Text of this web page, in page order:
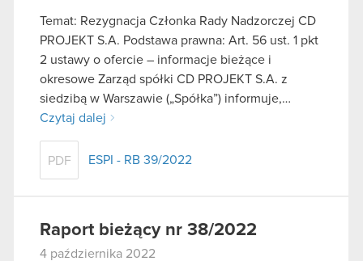
Temat: Rezygnacja Członka Rady Nadzorczej CD
PROJEKT S.A. Podstawa prawna: Art. 56 ust. 1 pkt
2 ustawy o ofercie – informacje bieżące i
okresowe Zarząd spółki CD PROJEKT S.A. z
siedzibą w Warszawie („Spółka”) informuje,…
Czytaj dalej
PDF ESPI - RB 39/2022
Raport bieżący nr 38/2022
4 października 2022